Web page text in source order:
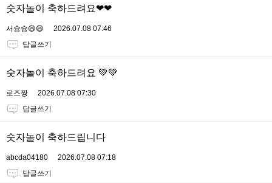
숫자놀이 축하드려요❤❤
서슝슝😄😄
2026.07.08 07:46
답글쓰기
숫자놀이 축하드려요 💚💚
로즈짱
2026.07.08 07:30
답글쓰기
숫자놀이 축하드립니다
abcda04180
2026.07.08 07:18
답글쓰기